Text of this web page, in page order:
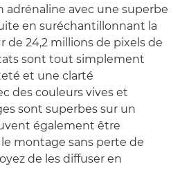
adrénaline avec une superbe
en suréchantillonnant la
de 24,2 millions de pixels de
sont tout simplement
et une clarté
des couleurs vives et
sont superbes sur un
également être
montage sans perte de
de les diffuser en